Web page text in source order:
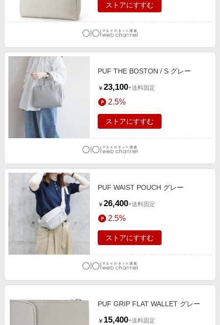
ストアにすすむ
PUF THE BOSTON / S グレー
￥ 23,100+送料固定
2.5%
ストアにすすむ
PUF WAIST POUCH グレー
￥ 26,400+送料固定
2.5%
ストアにすすむ
PUF GRIP FLAT WALLET グレー
￥ 15,400+送料固定